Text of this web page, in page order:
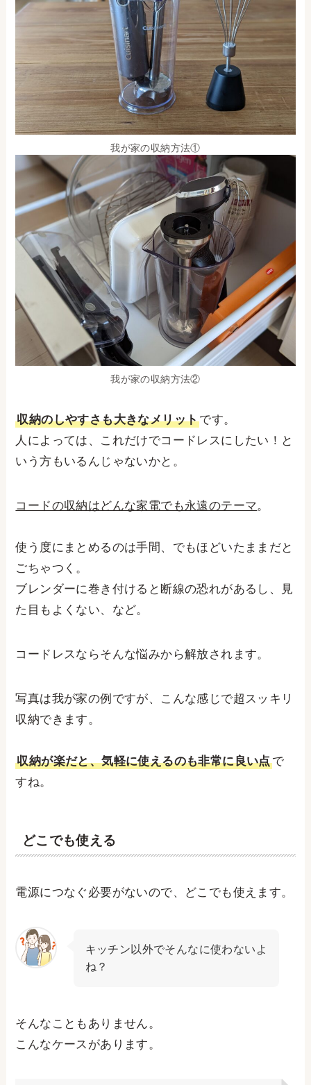
我が家の収納方法①
我が家の収納方法②
収納のしやすさも大きなメリットです。
人によっては、これだけでコードレスにしたい！と
いう方もいるんじゃないかと。
コードの収納はどんな家電でも永遠のテーマ。
使う度にまとめるのは手間、でもほどいたままだと
ごちゃつく。
ブレンダーに巻き付けると断線の恐れがあるし、見
た目もよくない、など。
コードレスならそんな悩みから解放されます。
写真は我が家の例ですが、こんな感じで超スッキリ
収納できます。
収納が楽だと、気軽に使えるのも非常に良い点で
すね。
どこでも使える
電源につなぐ必要がないので、どこでも使えます。
キッチン以外でそんなに使わないよ
ね？
そんなこともありません。
こんなケースがあります。